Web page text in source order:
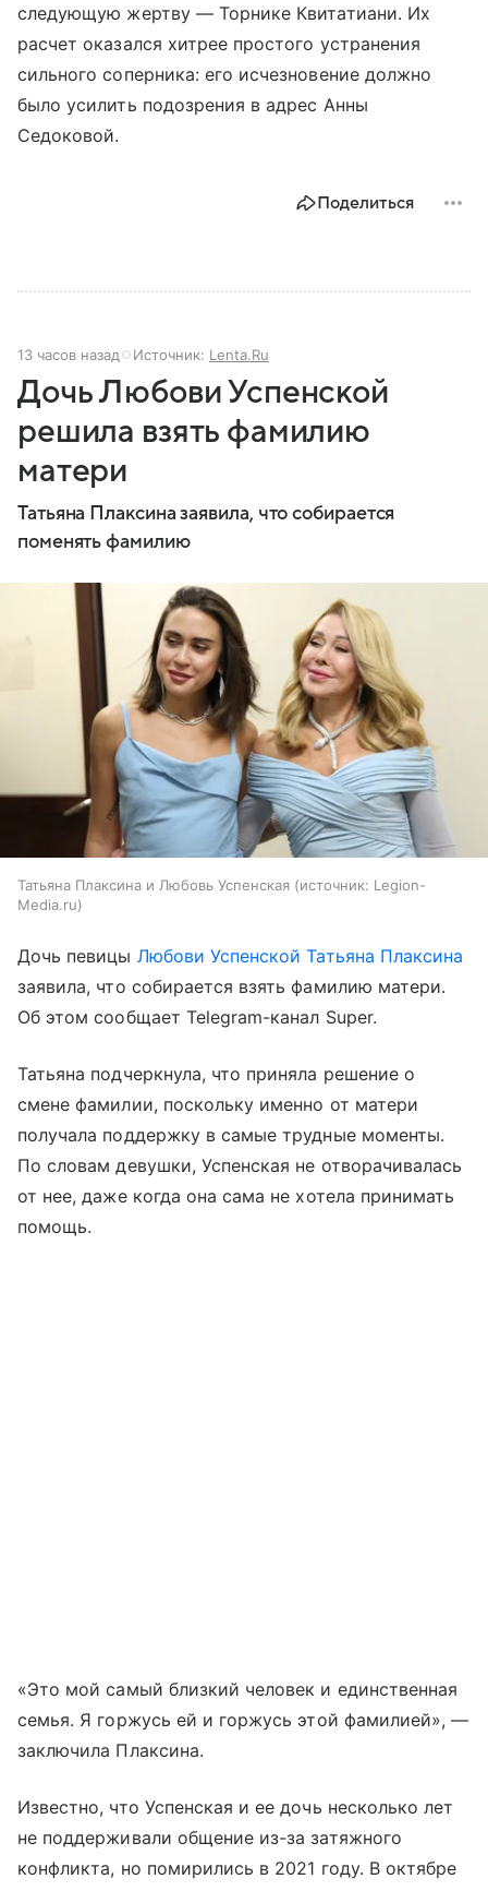
следующую жертву — Торнике Квитатиани. Их
расчет оказался хитрее простого устранения
сильного соперника: его исчезновение должно
было усилить подозрения в адрес Анны
Седоковой.
Поделиться
13 часов назад Источник: Lenta.Ru
Дочь Любови Успенской
решила взять фамилию
матери
Татьяна Плаксина заявила, что собирается
поменять фамилию
Татьяна Плаксина и Любовь Успенская источник: Legion-
Media.ru
Дочь певицы Любови Успенской Татьяна Плаксина
заявила, что собирается взять фамилию матери.
Об этом сообщает Telegram-канал Super.
Татьяна подчеркнула, что приняла решение о
смене фамилии, поскольку именно от матери
получала поддержку в самые трудные моменты.
По словам девушки, Успенская не отворачивалась
от нее, даже когда она сама не хотела принимать
помощь.
«Это мой самый близкий человек и единственная
семья. Я горжусь ей и горжусь этой фамилией», —
заключила Плаксина.
Известно, что Успенская и ее дочь несколько лет
не поддерживали общение из-за затяжного
конфликта, но помирились в 2021 году. В октябре